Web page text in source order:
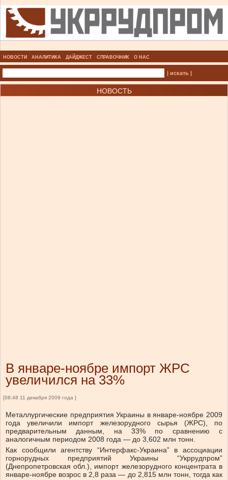
НОВОСТИ АНАЛИТИКА ДАЙДЖЕСТ СПРАВОЧНИК О НАС
| искать |
НОВОСТЬ
В январе-ноябре импорт ЖРС
увеличился на 33%
[08:48 11 декабря 2009 года ]
Металлургические предприятия Украины в январе-ноябре 2009
года увеличили импорт железорудного сырья (ЖРС), по
предварительным данным, на 33% по сравнению с
аналогичным периодом 2008 года — до 3,602 млн тонн.
Как сообщили агентству “Интерфакс-Украина” в ассоциации
горнорудных предприятий Украины “Укррудпром”
(Днепропетровская обл.), импорт железорудного концентрата в
январе-ноябре возрос в 2,8 раза — до 2,815 млн тонн, тогда как